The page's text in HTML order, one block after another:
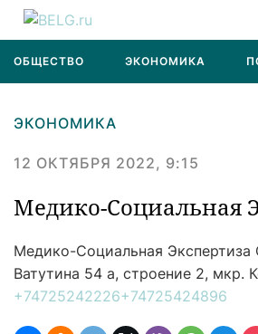
ОБЩЕСТВО ЭКОНОМИКА
ЭКОНОМИКА
12 ОКТЯБРЯ 2022, 9:15
Медико-Социальная
Медико-Социальная Экспертиза
Ватутина 54 а, строение 2, мкр.
+74725242226+74725424896